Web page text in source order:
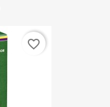
favorite_border